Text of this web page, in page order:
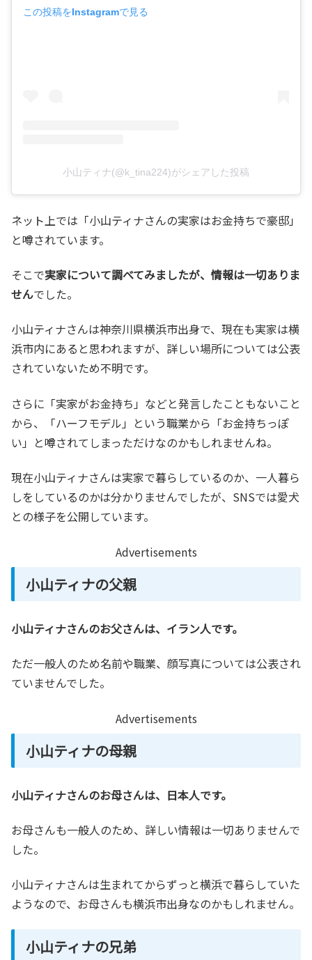
この投稿をInstagramで見る
小山ティナ(@k_tina224)がシェアした投稿
ネット上では「小山ティナさんの実家はお金持ちで豪邸」
と噂されています。
そこで実家について調べてみましたが、情報は一切ありま
せんでした。
小山ティナさんは神奈川県横浜市出身で、現在も実家は横
浜市内にあると思われますが、詳しい場所については公表
されていないため不明です。
さらに「実家がお金持ち」などと発言したこともないこと
から、「ハーフモデル」という職業から「お金持ちっぽ
い」と噂されてしまっただけなのかもしれませんね。
現在小山ティナさんは実家で暮らしているのか、一人暮ら
しをしているのかは分かりませんでしたが、SNSでは愛犬
との様子を公開しています。
Advertisements
小山ティナの父親
小山ティナさんのお父さんは、イラン人です。
ただ一般人のため名前や職業、顔写真については公表され
ていませんでした。
Advertisements
小山ティナの母親
小山ティナさんのお母さんは、日本人です。
お母さんも一般人のため、詳しい情報は一切ありませんで
した。
小山ティナさんは生まれてからずっと横浜で暮らしていた
ようなので、お母さんも横浜市出身なのかもしれません。
小山ティナの兄弟